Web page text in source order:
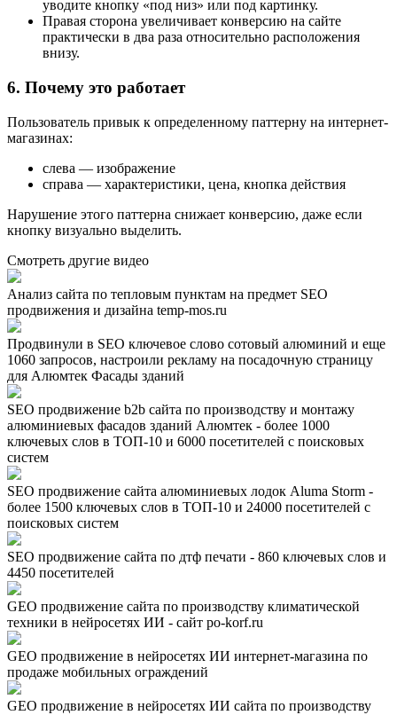
уводите кнопку «под низ» или под картинку.
Правая сторона увеличивает конверсию на сайте
практически в два раза относительно расположения
внизу.
6. Почему это работает
Пользователь привык к определенному паттерну на интернет-
магазинах:
слева — изображение
справа — характеристики, цена, кнопка действия
Нарушение этого паттерна снижает конверсию, даже если
кнопку визуально выделить.
Смотреть другие видео
Анализ сайта по тепловым пунктам на предмет SEO
продвижения и дизайна temp-mos.ru
Продвинули в SEO ключевое слово сотовый алюминий и еще
1060 запросов, настроили рекламу на посадочную страницу
для Алюмтек Фасады зданий
SEO продвижение b2b сайта по производству и монтажу
алюминиевых фасадов зданий Алюмтек - более 1000
ключевых слов в ТОП-10 и 6000 посетителей с поисковых
систем
SEO продвижение сайта алюминиевых лодок Aluma Storm -
более 1500 ключевых слов в ТОП-10 и 24000 посетителей с
поисковых систем
SEO продвижение сайта по дтф печати - 860 ключевых слов и
4450 посетителей
GEO продвижение сайта по производству климатической
техники в нейросетях ИИ - сайт po-korf.ru
GEO продвижение в нейросетях ИИ интернет-магазина по
продаже мобильных ограждений
GEO продвижение в нейросетях ИИ сайта по производству